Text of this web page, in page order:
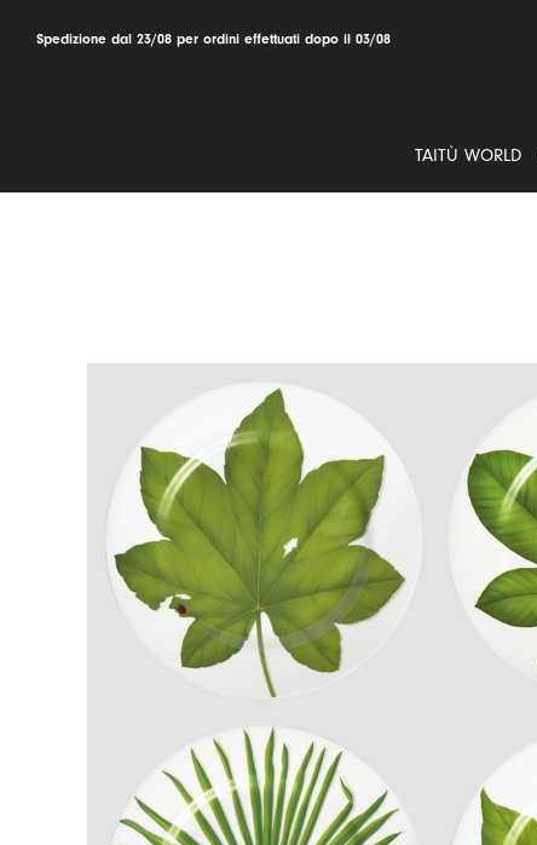
Spedizione dal 23/08 per ordini effettuati dopo il 03/08
TAITÙ WORLD